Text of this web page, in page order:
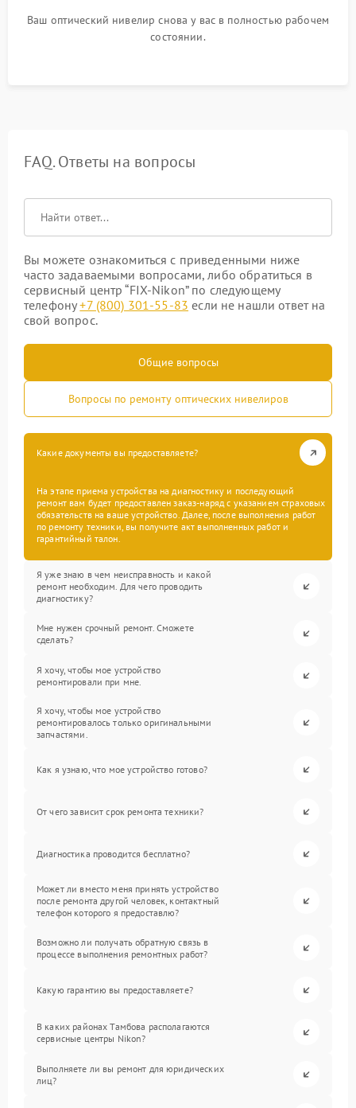
Ваш оптический нивелир снова у вас в полностью рабочем
состоянии.
FAQ. Ответы на вопросы
Вы можете ознакомиться с приведенными ниже
часто задаваемыми вопросами, либо обратиться в
сервисный центр “FIX-Nikon” по следующему
телефону+7 (800) 301-55-83 если не нашли ответ на
свой вопрос.
Общие вопросы
Вопросы по ремонту оптических нивелиров
Какие документы вы предоставляете?
На этапе приема устройства на диагностику и последующий
ремонт вам будет предоставлен заказ-наряд с указанием страховых
обязательств на ваше устройство. Далее, после выполнения работ
по ремонту техники, вы получите акт выполненных работ и
гарантийный талон.
Я уже знаю в чем неисправность и какой
ремонт необходим. Для чего проводить
диагностику?
Мне нужен срочный ремонт. Сможете
сделать?
Я хочу, чтобы мое устройство
ремонтировали при мне.
Я хочу, чтобы мое устройство
ремонтировалось только оригинальными
запчастями.
Как я узнаю, что мое устройство готово?
От чего зависит срок ремонта техники?
Диагностика проводится бесплатно?
Может ли вместо меня принять устройство
после ремонта другой человек, контактный
телефон которого я предоставлю?
Возможно ли получать обратную связь в
процессе выполнения ремонтных работ?
Какую гарантию вы предоставляете?
В каких районах Тамбова располагаются
сервисные центры Nikon?
Выполняете ли вы ремонт для юридических
лиц?